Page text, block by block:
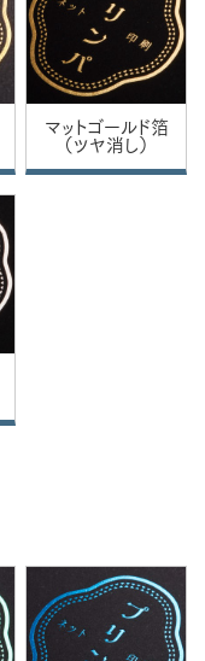
マットゴールド箔
（ツヤ消し）